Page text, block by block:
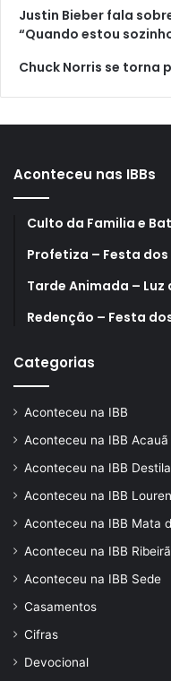
Justin Bieber fala
“Quando estou
Chuck Norris se torna
Aconteceu nas IBBs
Culto da Familia e
Profetiza – Festa
Tarde Animada – Luz
Redenção – Festa
Categorias
Aconteceu na IBB
Aconteceu na IBB Acauã
Aconteceu na IBB
Aconteceu na IBB
Aconteceu na IBB Mata
Aconteceu na IBB
Aconteceu na IBB Sede
Casamentos
Cifras
Devocional